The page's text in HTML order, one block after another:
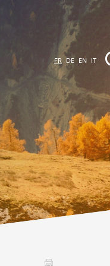
&
la région
Manifestations
FR DE EN IT